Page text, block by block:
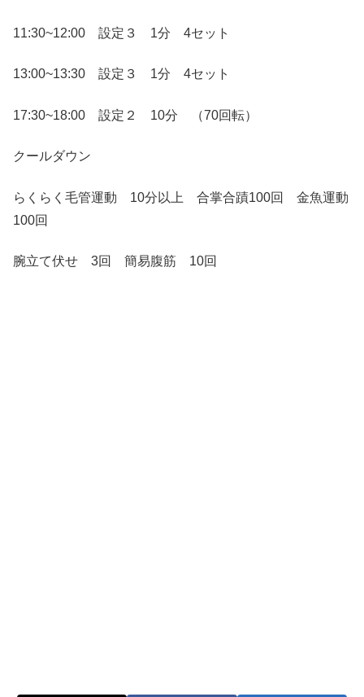
11:30~12:00 設定３ 1分 4セット
13:00~13:30 設定３ 1分 4セット
17:30~18:00 設定２ 10分 （70回転）
クールダウン
らくらく毛管運動 10分以上 合掌合蹟100回 金魚運動
100回
腕立て伏せ 3回 簡易腹筋 10回